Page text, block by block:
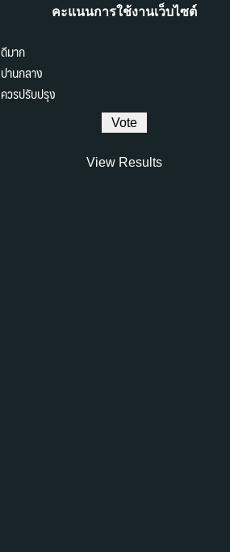
คะแนนการใช้งานเว็บไซต์
ดีมาก
ปานกลาง
ควรปรับปรุง
View Results